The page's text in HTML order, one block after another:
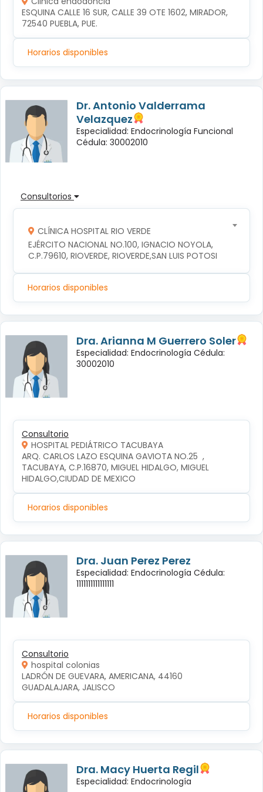
ESQUINA CALLE 16 SUR, CALLE 39 OTE 1602, MIRADOR,
72540 PUEBLA, PUE.
Horarios disponibles
Dr. Antonio Valderrama
Velazquez
Especialidad: Endocrinología Funcional
Cédula: 30002010
Consultorios
CLÍNICA HOSPITAL RIO VERDE
EJÉRCITO NACIONAL NO.100, IGNACIO NOYOLA,
C.P.79610, RIOVERDE, RIOVERDE,SAN LUIS POTOSI
Horarios disponibles
Dra. Arianna M Guerrero Soler
Especialidad: Endocrinología Cédula:
30002010
Consultorio
HOSPITAL PEDIÁTRICO TACUBAYA
ARQ. CARLOS LAZO ESQUINA GAVIOTA NO.25  ,
TACUBAYA, C.P.16870, MIGUEL HIDALGO, MIGUEL
HIDALGO,CIUDAD DE MEXICO
Horarios disponibles
Dra. Juan Perez Perez
Especialidad: Endocrinología Cédula:
1111111111111111
Consultorio
hospital colonias
LADRÓN DE GUEVARA, AMERICANA, 44160
GUADALAJARA, JALISCO
Horarios disponibles
Dra. Macy Huerta Regil
Especialidad: Endocrinología